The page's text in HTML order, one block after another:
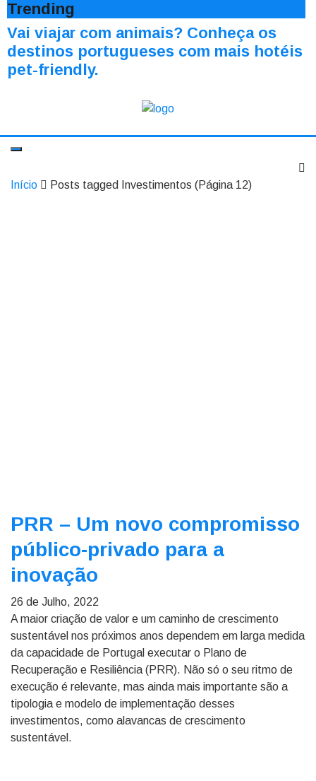
Trending
Vai viajar com animais? Conheça os
destinos portugueses com mais hotéis
pet-friendly.
Início Posts tagged Investimentos (Página 12)
PRR – Um novo compromisso
público-privado para a
inovação
26 de Julho, 2022
A maior criação de valor e um caminho de crescimento
sustentável nos próximos anos dependem em larga medida
da capacidade de Portugal executar o Plano de
Recuperação e Resiliência (PRR). Não só o seu ritmo de
execução é relevante, mas ainda mais importante são a
tipologia e modelo de implementação desses
investimentos, como alavancas de crescimento
sustentável.